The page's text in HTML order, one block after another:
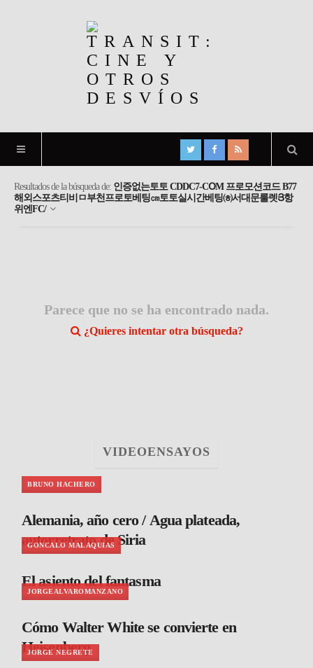
Resultados de la búsqueda de: 인증없는토토 CDDC7-CՕM 프로모션코드 B77
해외스포츠티비ㅁ부천프로토베팅㎝토토실시간베팅㈍서대문룰렛Յ항
위엔FC/
Parece que no se ha encontrado nada.
¿Quieres intentar otra búsqueda?
VIDEOENSAYOS
BRUNO HACHERO
Alemania, año cero / Agua plateada,
autorretrato de Siria
GONCALO MALAQUIAS
El asiento del fantasma
JORGEALVAROMANZANO
Cómo Walter White se convierte en
Heisenberg
JORGE NEGRETE